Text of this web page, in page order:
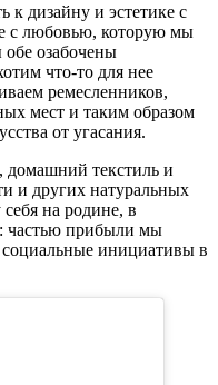
к дизайну и эстетике с
с любовью, которую мы
озабочены
что-то для нее
ремесленников,
мест и таким образом
от угасания.
текстиль и
и других натуральных
на родине, в
частью прибыли мы
социальные инициативы в